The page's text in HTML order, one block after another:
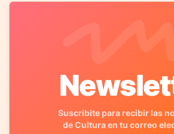
Suscribite para recibir las
de Cultura en tu correo